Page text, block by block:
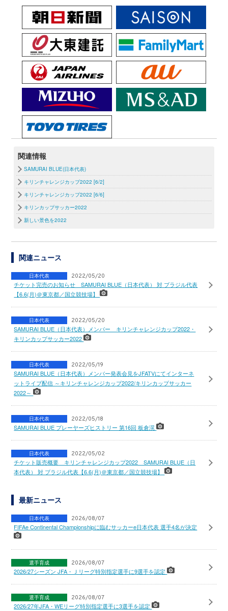
関連情報
SAMURAI BLUE(日本代表)
キリンチャレンジカップ2022 [6/2]
キリンチャレンジカップ2022 [6/6]
キリンカップサッカー2022
新しい景色を2022
関連ニュース
日本代表 2022/05/20
チケット完売のお知らせ SAMURAI BLUE（日本代表） 対 ブラジル代表
【6.6(月)＠東京都／国立競技場】
日本代表 2022/05/20
SAMURAI BLUE（日本代表）メンバー キリンチャレンジカップ2022・
キリンカップサッカー2022
日本代表 2022/05/19
SAMURAI BLUE（日本代表）メンバー発表会見をJFATVにてインターネ
ットライブ配信 ～キリンチャレンジカップ2022/キリンカップサッカー
2022～
日本代表 2022/05/18
SAMURAI BLUE プレーヤーズヒストリー 第16回 板倉滉
日本代表 2022/05/02
チケット販売概要 キリンチャレンジカップ2022 SAMURAI BLUE（日
本代表） 対 ブラジル代表【6.6(月)＠東京都／国立競技場】
最新ニュース
日本代表 2026/08/07
FIFAe Continental Championshipに臨むサッカーe日本代表 選手4名が決定
選手育成 2026/08/07
2026/27シーズン JFA・Ｊリーグ特別指定選手に9選手を認定
選手育成 2026/08/07
2026/27年JFA・WEリーグ特別指定選手に3選手を認定